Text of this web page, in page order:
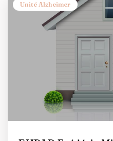
Unité Alzheimer